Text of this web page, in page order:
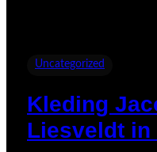
Uncategorized
Kleding
Liesveldt in